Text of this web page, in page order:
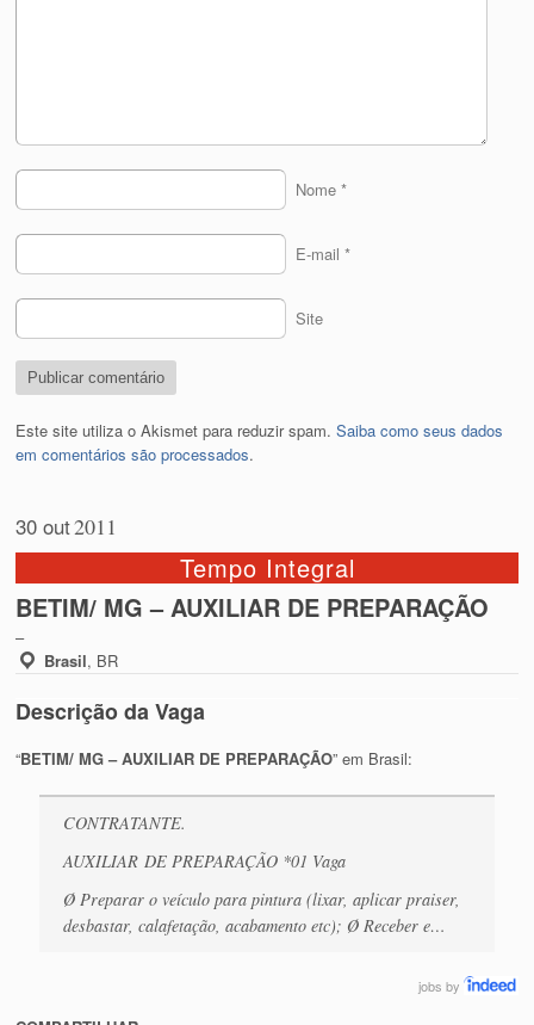
Nome *
E-mail *
Site
Este site utiliza o Akismet para reduzir spam.Saiba como seus dados
em comentários são processados.
30 out2011
Tempo Integral
BETIM/ MG – AUXILIAR DE PREPARAÇÃO
–
Brasil, BR
Descrição da Vaga
“BETIM/ MG – AUXILIAR DE PREPARAÇÃO” em Brasil:
CONTRATANTE.
AUXILIAR DE PREPARAÇÃO *01 Vaga
Ø Preparar o veículo para pintura (lixar, aplicar praiser,
desbastar, calafetação, acabamento etc); Ø Receber e…
jobs by